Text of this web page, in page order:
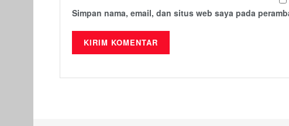
Simpan nama, email, dan situs web saya pada